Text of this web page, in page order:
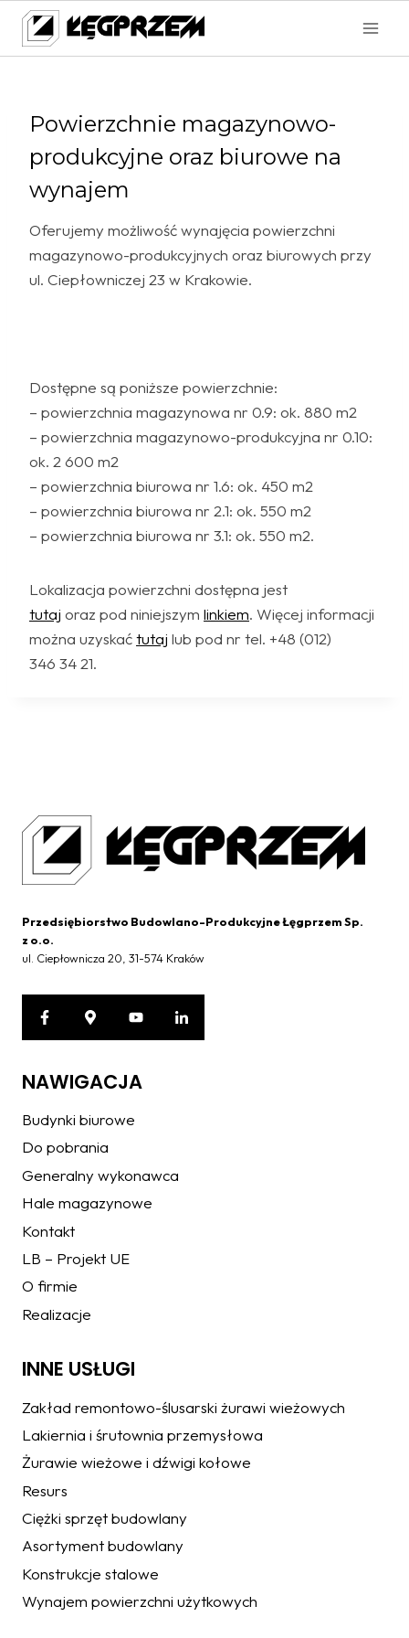
Przejdź
treści
Powierzchnie magazynowo-
produkcyjne oraz biurowe na
wynajem
Oferujemy możliwość wynajęcia powierzchni
magazynowo-produkcyjnych oraz biurowych przy
ul. Ciepłowniczej 23 w Krakowie.
Dostępne są poniższe powierzchnie:
– powierzchnia magazynowa nr 0.9: ok. 880 m2
– powierzchnia magazynowo-produkcyjna nr 0.10:
ok. 2 600 m2
– powierzchnia biurowa nr 1.6: ok. 450 m2
– powierzchnia biurowa nr 2.1: ok. 550 m2
– powierzchnia biurowa nr 3.1: ok. 550 m2.
Lokalizacja powierzchni dostępna jest
tutaj oraz pod niniejszym linkiem. Więcej informacji
można uzyskaćtutaj lub pod nr tel. +48 (012)
346 34 21.
Przedsiębiorstwo Budowlano-Produkcyjne Łęgprzem Sp.
z o.o.
ul. Ciepłownicza 20, 31-574 Kraków
NAWIGACJA
Budynki biurowe
Do pobrania
Generalny wykonawca
Hale magazynowe
Kontakt
LB – Projekt UE
O firmie
Realizacje
INNE USŁUGI
Zakład remontowo-ślusarski żurawi wieżowych
Lakiernia i śrutownia przemysłowa
Żurawie wieżowe i dźwigi kołowe
Resurs
Ciężki sprzęt budowlany
Asortyment budowlany
Konstrukcje stalowe
Wynajem powierzchni użytkowych